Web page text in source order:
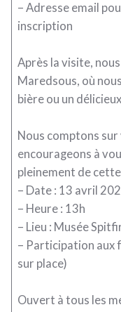
– Adresse email
inscription
Après la visite,
Maredsous, où
bière ou un
Nous comptons
encourageons à
pleinement de
– Date : 13 avril
– Heure : 13h
– Lieu : Musée
– Participation aux
sur place)
Ouvert à tous les